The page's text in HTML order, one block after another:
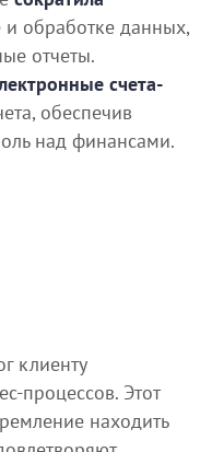
обработке данных,
отчеты.
счета-
обеспечив
над финансами.
клиенту
процессов. Этот
находить